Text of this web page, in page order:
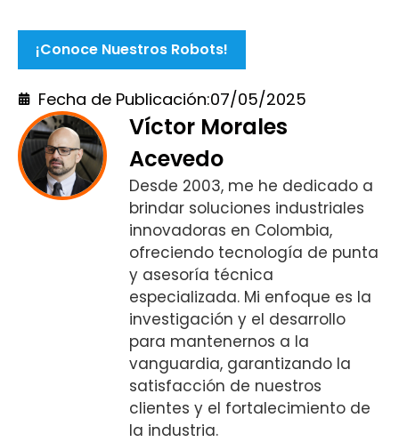
¡Conoce Nuestros Robots!
Fecha de Publicación:07/05/2025
Víctor Morales
Acevedo
Desde 2003, me he dedicado a
brindar soluciones industriales
innovadoras en Colombia,
ofreciendo tecnología de punta
y asesoría técnica
especializada. Mi enfoque es la
investigación y el desarrollo
para mantenernos a la
vanguardia, garantizando la
satisfacción de nuestros
clientes y el fortalecimiento de
la industria.